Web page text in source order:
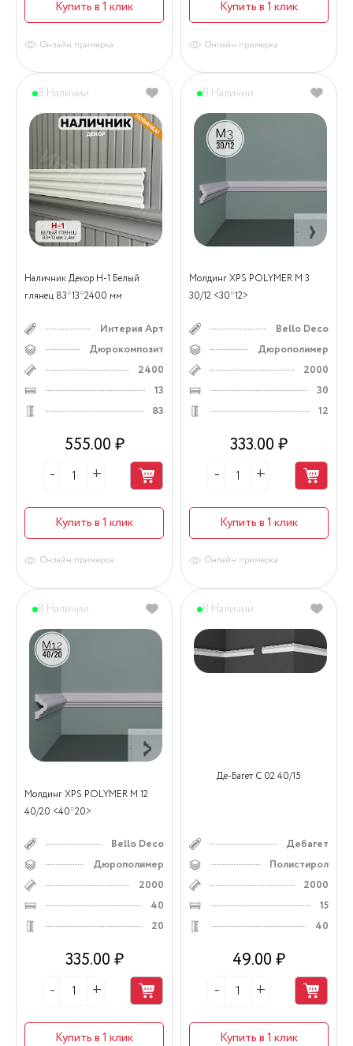
Купить в 1 клик
Онлайн примерка
Купить в 1 клик
Онлайн примерка
Наличник Декор Н-1 Белый
глянец 83*13*2400 мм
Интерия Арт
Дюрокомпозит
2400
13
83
555.00 ₽
Купить в 1 клик
В Наличии
Онлайн примерка
Молдинг XPS POLYMER M 3
30/12 <30*12>
Bello Deco
Дюрополимер
2000
30
12
333.00 ₽
Купить в 1 клик
В Наличии
Онлайн примерка
Молдинг XPS POLYMER M 12
40/20 <40*20>
Bello Deco
Дюрополимер
2000
40
20
335.00 ₽
Купить в 1 клик
В Наличии
Де-Багет С 02 40/15
Дебагет
Полистирол
2000
15
40
49.00 ₽
Купить в 1 клик
В Наличии